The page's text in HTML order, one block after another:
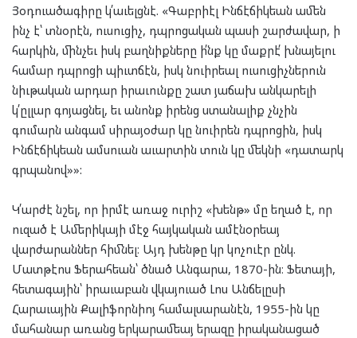
Յօդուածագիրը կ՛աւելցնէ. «Գաբրիէլ Ինճէճիկեան ամեն
ինչ է՝ տնօրէն, ուսուցիչ, դպրոցական պասի շարժավար, ի
հարկին, մինչեւ իսկ բաղնիքները ի՛նք կը մաքրէ՛ խնայելու
համար դպրոցի պիւտճէն, իսկ նուիրեալ ուսուցիչներուն
նիւթական արդար իրաւունքը շատ յաճախ անկարելի
կ՛ըլլար գոյացնել, եւ անոնք իրենց ստանալիք չնչին
գումարն անգամ սիրայօժար կը նուիրեն դպրոցին, իսկ
Ինճէճիկեան ամսուան աւարտին տուն կը մեկնի «դատարկ
գրպանով»»:
Կ՛արժէ նշել, որ իրմէ առաջ ուրիշ «խենթ» մը եղած է, որ
ուզած է Ամերիկայի մէջ հայկական ամէնօրեայ
վարժարաններ հիմնել։ Այդ խենթը կր կոչուէր ընկ.
Մատթէոս Ֆերահեան՝ ծնած Անգարա, 1870-ին։ Ֆետայի,
հետագային՝ իրաւաբան վկայուած Լոս Անճելըսի
Հարաւային Քալիֆորնիոյ համալսարանէն, 1955-ին կը
մահանար առանց երկարամեայ երազը իրականացած